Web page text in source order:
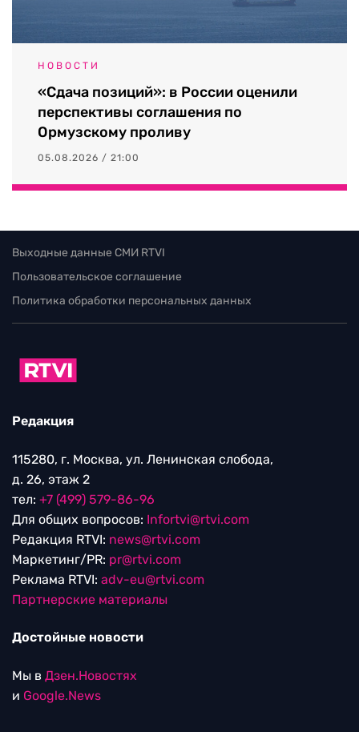
НОВОСТИ
«Сдача позиций»: в России оценили
перспективы соглашения по
Ормузскому проливу
05.08.2026 / 21:00
Выходные данные СМИ RTVI
Пользовательское соглашение
Политика обработки персональных данных
Редакция
115280, г. Москва, ул. Ленинская слобода,
д. 26, этаж 2
тел: +7 (499) 579-86-96
Для общих вопросов: Infortvi@rtvi.com
Редакция RTVI: news@rtvi.com
Маркетинг/PR: pr@rtvi.com
Реклама RTVI: adv-eu@rtvi.com
Партнерские материалы
Достойные новости
Мы в Дзен.Новостях
и Google.News